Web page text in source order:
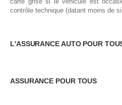
contrôle technique (datant moins de
L'ASSURANCE AUTO POUR
ASSURANCE POUR TOUS